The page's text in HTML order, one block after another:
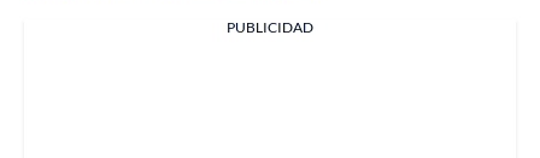
PUBLICIDAD